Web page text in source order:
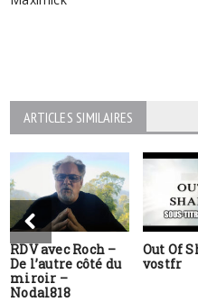
ARTICLES SIMILAIRES
RDV avec Roch –
De l’autre côté du
miroir –
Nodal818
Out Of
vostfr